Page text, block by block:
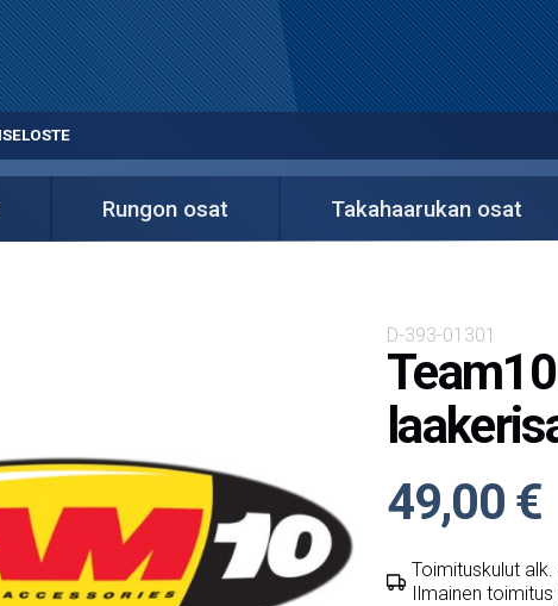
Rungon osat Takahaarukan osat
D-393-01301
49,00 €
Toimituskulut alk.
Ilmainen toimitus